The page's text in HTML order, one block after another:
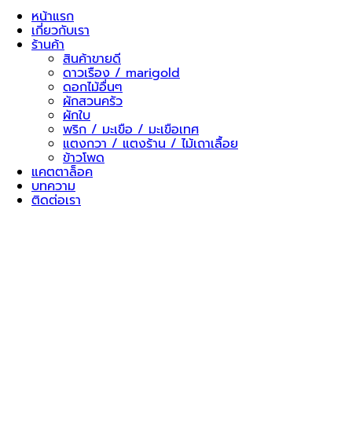
หน้าแรก
เกี่ยวกับเรา
ร้านค้า
สินค้าขายดี
ดาวเรือง / marigold
ดอกไม้อื่นๆ
ผักสวนครัว
ผักใบ
พริก / มะเขือ / มะเขือเทศ
แตงกวา / แตงร้าน / ไม้เถาเลื้อย
ข้าวโพด
แคตตาล็อค
บทความ
ติดต่อเรา